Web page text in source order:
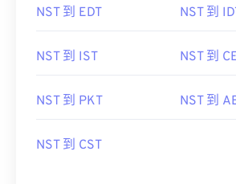
NST 到 EDT NST 到
NST 到 IST NST 到
NST 到 PKT NST 到
NST 到 CST